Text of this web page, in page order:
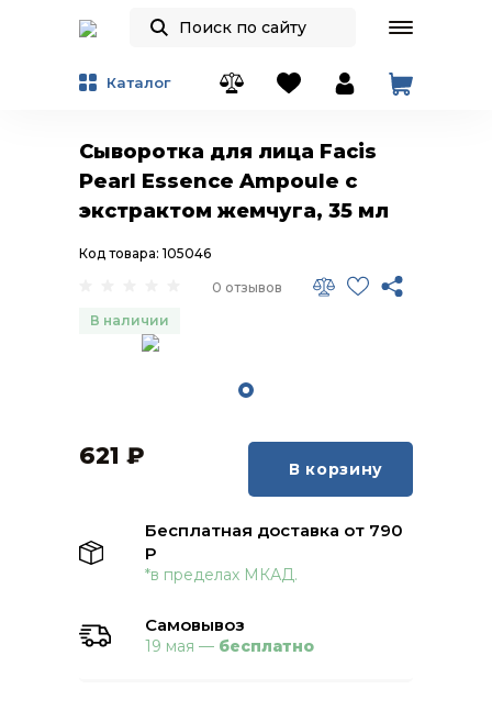
Каталог
Сыворотка для лица Facis
Pearl Essence Ampoule с
экстрактом жемчуга, 35 мл
0 отзывов
Код товара: 105046
В наличии
621 ₽ В корзину
Бесплатная доставка от 790
Р
*в пределах МКАД.
Самовывоз
19 мая — бесплатно